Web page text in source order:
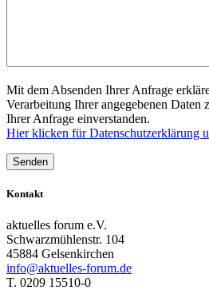
Mit dem Absenden Ihrer Anfrage
Verarbeitung Ihrer angegebenen
Ihrer Anfrage einverstanden.
Hier klicken für Datenschutzerklärung
Kontakt
aktuelles forum e.V.
Schwarzmühlenstr. 104
45884 Gelsenkirchen
info@aktuelles-forum.de
T. 0209 15510-0